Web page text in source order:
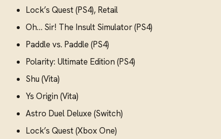
Lock’s Quest (PS4), Retail
Oh… Sir! The Insult Simulator (PS4)
Paddle vs. Paddle (PS4)
Polarity: Ultimate Edition (PS4)
Shu (Vita)
Ys Origin (Vita)
Astro Duel Deluxe (Switch)
Lock’s Quest (Xbox One)